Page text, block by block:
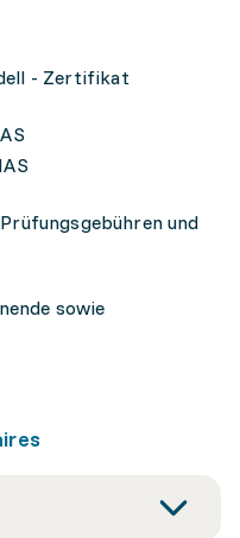
- Zertifikat
und
sowie